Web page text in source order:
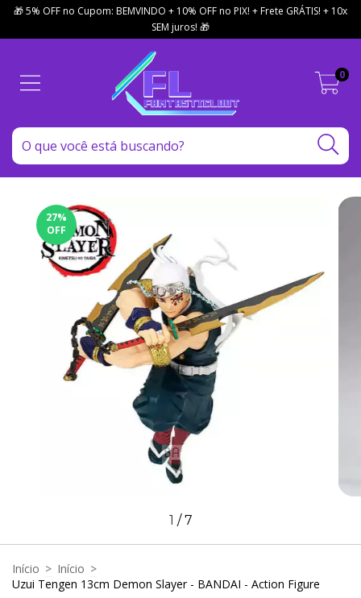
🎁 5% OFF no Cupom: BEMVINDO + 10% OFF no PIX! + Frete GRÁTIS! + 10x
SEM juros! 🎁
0
27%
OFF
1 /7
Início > Início >
Uzui Tengen 13cm Demon Slayer - BANDAI - Action Figure